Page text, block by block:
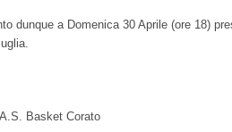
dunque a Domenica 30 Aprile (ore 18)
Basket Corato